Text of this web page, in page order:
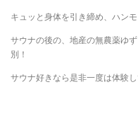
キュッと身体を引き締め、ハン
サウナの後の、地産の無農薬ゆ
別！
サウナ好きなら是非一度は体験し